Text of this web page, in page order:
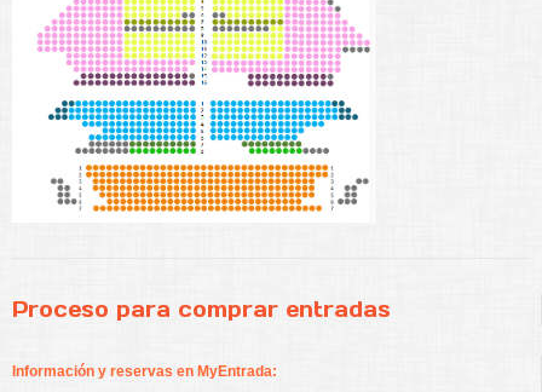
Proceso para comprar entradas
Información y reservas en MyEntrada: